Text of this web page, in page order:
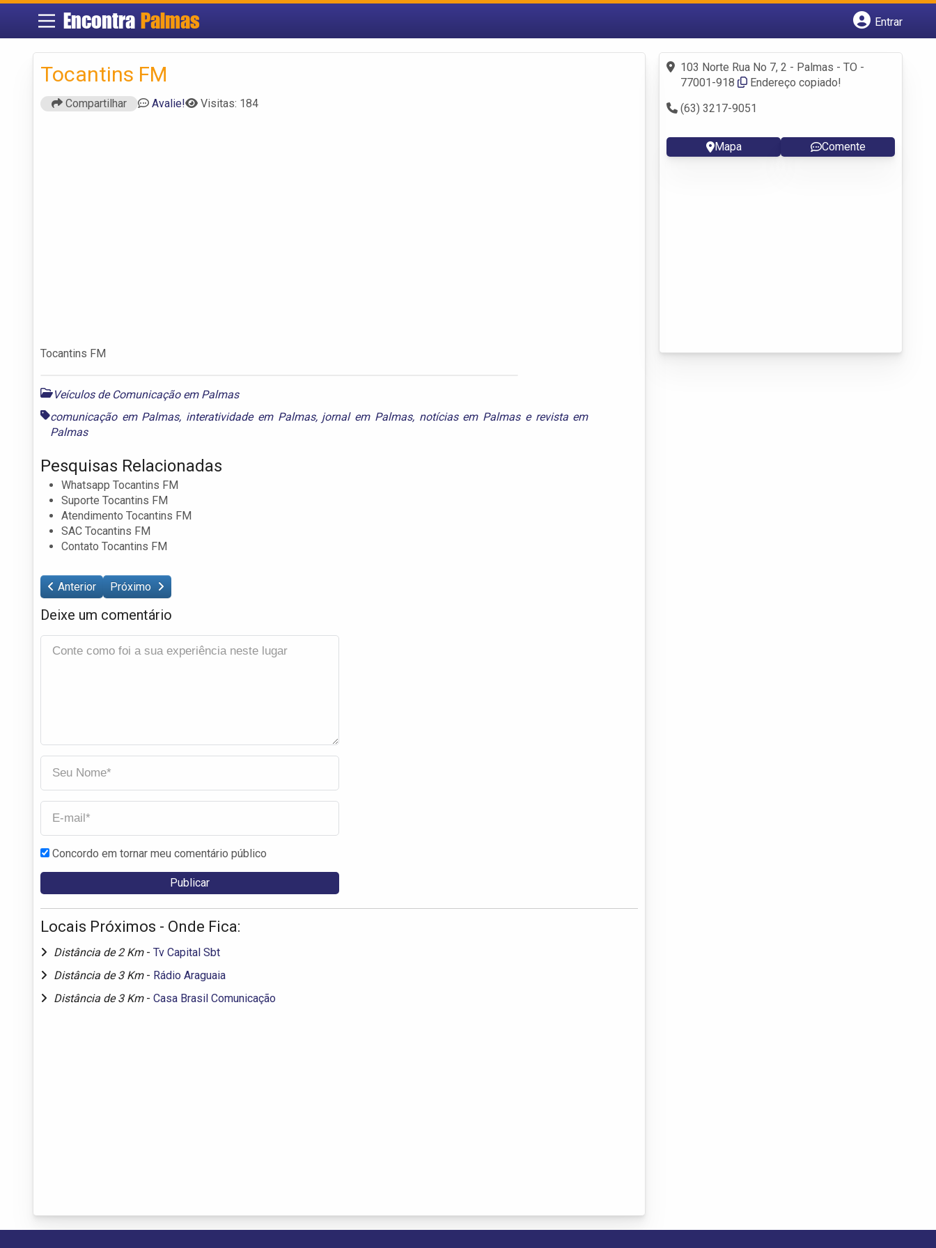
Encontra Palmas
Entrar
Fazer login
Criar conta
Tocantins FM
Compartilhar Avalie! Visitas: 184
Tocantins FM
Veículos de Comunicação em Palmas
comunicação em Palmas, interatividade em Palmas, jornal em Palmas, notícias em Palmase revista em
Palmas
Pesquisas Relacionadas
Whatsapp Tocantins FM
Suporte Tocantins FM
Atendimento Tocantins FM
SAC Tocantins FM
Contato Tocantins FM
Anterior Próximo
Deixe um comentário
Concordo em tornar meu comentário público
Locais Próximos - Onde Fica:
Distância de 2 Km - Tv Capital Sbt
Distância de 3 Km - Rádio Araguaia
Distância de 3 Km - Casa Brasil Comunicação
103 Norte Rua No 7, 2 - Palmas - TO -
77001-918
Endereço copiado!
(63) 3217-9051
Mapa Comente